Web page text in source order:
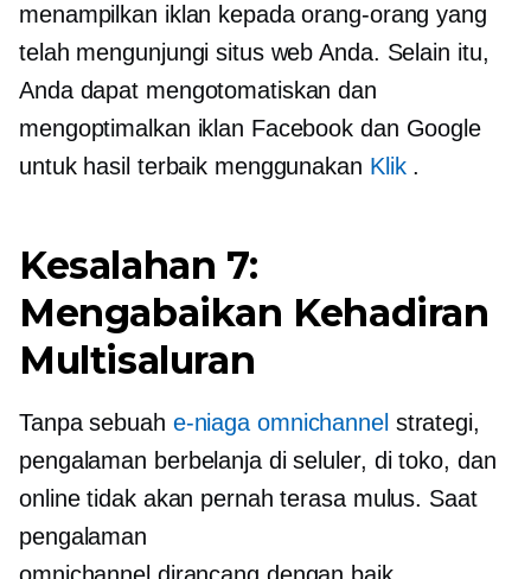
menampilkan iklan kepada orang-orang yang
telah mengunjungi situs web Anda. Selain itu,
Anda dapat mengotomatiskan dan
mengoptimalkan iklan Facebook dan Google
untuk hasil terbaik menggunakan Klik.
Kesalahan 7:
Mengabaikan Kehadiran
Multisaluran
Tanpa sebuah e-niaga omnichannel strategi,
pengalaman berbelanja di seluler, di toko, dan
online tidak akan pernah terasa mulus. Saat
pengalaman